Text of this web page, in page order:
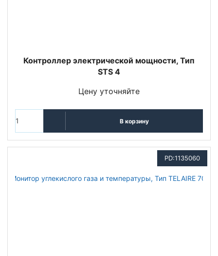
Контроллер электрической мощности, Тип
STS 4
Цену уточняйте
В корзину
PD:1135060